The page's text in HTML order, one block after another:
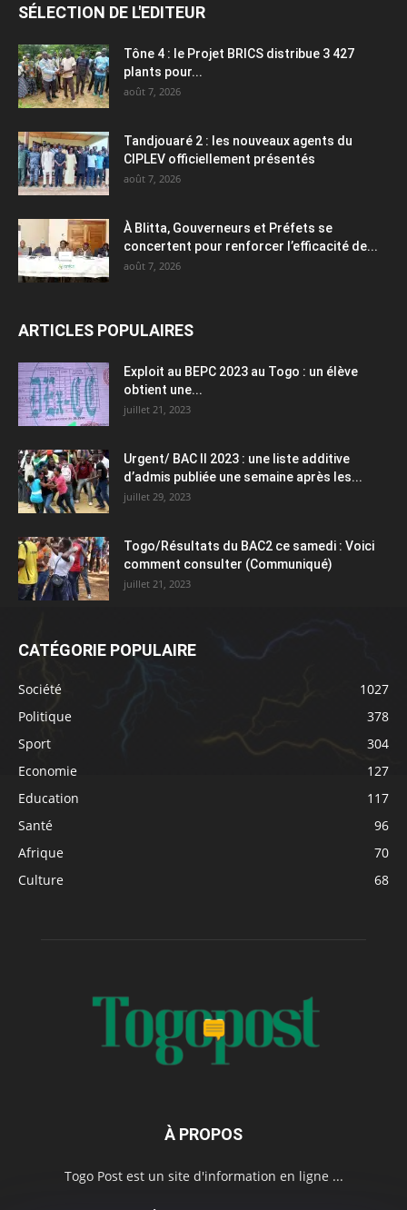
SÉLECTION DE L'EDITEUR
Tône 4 : le Projet BRICS distribue 3 427
plants pour...
août 7, 2026
Tandjouaré 2 : les nouveaux agents du
CIPLEV officiellement présentés
août 7, 2026
À Blitta, Gouverneurs et Préfets se
concertent pour renforcer l’efficacité de...
août 7, 2026
ARTICLES POPULAIRES
Exploit au BEPC 2023 au Togo : un élève
obtient une...
juillet 21, 2023
Urgent/ BAC II 2023 : une liste additive
d’admis publiée une semaine après les...
juillet 29, 2023
Togo/Résultats du BAC2 ce samedi : Voici
comment consulter (Communiqué)
juillet 21, 2023
CATÉGORIE POPULAIRE
Société
1027
Politique
378
Sport
304
Economie
127
Education
117
Santé
96
Afrique
70
Culture
68
À PROPOS
Togo Post est un site d'information en ligne ...